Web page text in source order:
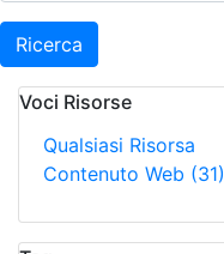
Ricerca
Voci Risorse
Qualsiasi Risorsa
Contenuto Web (31)